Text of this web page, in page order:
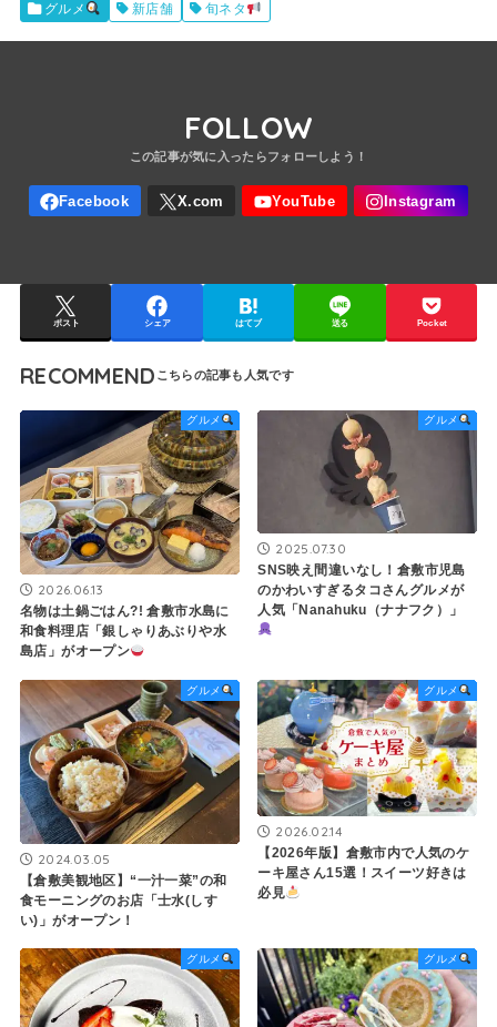
グルメ 新店舗 旬ネタ
FOLLOW
ポスト シェア はてブ 送る Pocket
RECOMMEND
グルメ
2026.06.13
名物は土鍋ごはん?! 倉敷市水島に
和食料理店「銀しゃりあぶりや水
島店」がオープン
グルメ
2025.07.30
SNS映え間違いなし！倉敷市児島
のかわいすぎるタコさんグルメが
人気「Nanahuku（ナナフク）」
グルメ
2024.03.05
【倉敷美観地区】“一汁一菜”の和
食モーニングのお店「士水(しす
い)」がオープン！
グルメ
2026.02.14
【2026年版】倉敷市内で人気のケ
ーキ屋さん15選！スイーツ好きは
必見
グルメ グルメ